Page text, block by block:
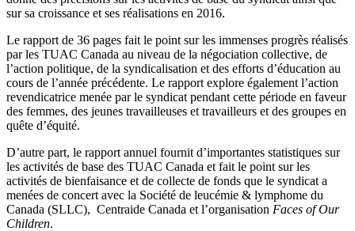
sur sa croissance et ses réalisations en 2016.
Le rapport de 36 pages fait le point sur les immenses progrès réalisés
par les TUAC Canada au niveau de la négociation collective, de
l’action politique, de la syndicalisation et des efforts d’éducation au
cours de l’année précédente. Le rapport explore également l’action
revendicatrice menée par le syndicat pendant cette période en faveur
des femmes, des jeunes travailleuses et travailleurs et des groupes en
quête d’équité.
D’autre part, le rapport annuel fournit d’importantes statistiques sur
les activités de base des TUAC Canada et fait le point sur les
activités de bienfaisance et de collecte de fonds que le syndicat a
menées de concert avec la Société de leucémie & lymphome du
Canada (SLLC), Centraide Canada et l’organisation Faces of Our
Children.